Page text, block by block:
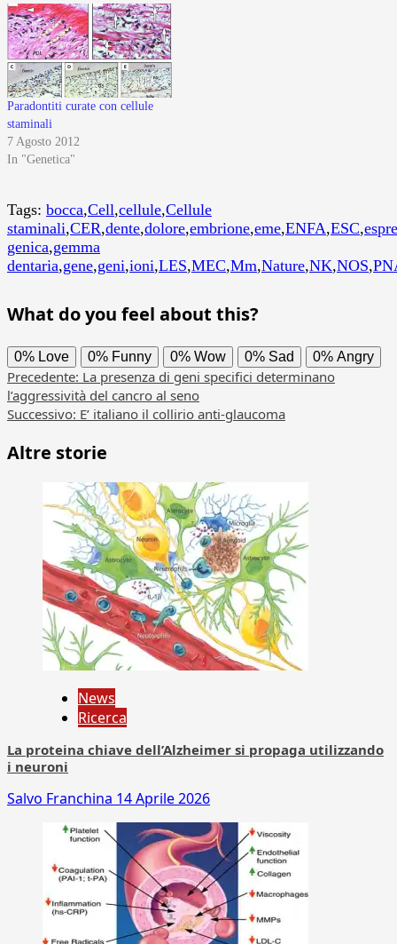
Paradontiti curate con cellule
staminali
7 Agosto 2012
In "Genetica"
Tags: bocca,Cell,cellule,Cellule
staminali,CER,dente,dolore,embrione,eme,ENFA,ESC,
genica,gemma
dentaria,gene,geni,ioni,LES,MEC,Mm,Nature,NK,NOS,
What do you feel about this?
0% Love 0% Funny 0% Wow 0% Sad 0% Angry
Navigazione
articolo
Precedente: La presenza di geni specifici determinano
l’aggressività del cancro al seno
Successivo: E’ italiano il collirio anti-glaucoma
Altre storie
News
Ricerca
La proteina chiave dell’Alzheimer si propaga utilizzando
i neuroni
Salvo Franchina 14 Aprile 2026